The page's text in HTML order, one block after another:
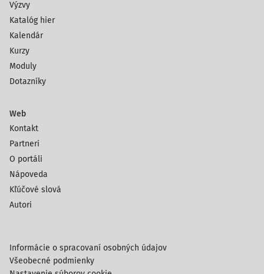
Výzvy
Katalóg hier
Kalendár
Kurzy
Moduly
Dotazníky
Web
Kontakt
Partneri
O portáli
Nápoveda
Kľúčové slová
Autori
Informácie o spracovaní osobných údajov
Všeobecné podmienky